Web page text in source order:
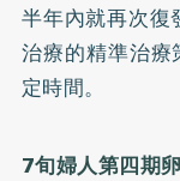
半年內就再次復
治療的精準治
定時間。
7旬婦人第四期